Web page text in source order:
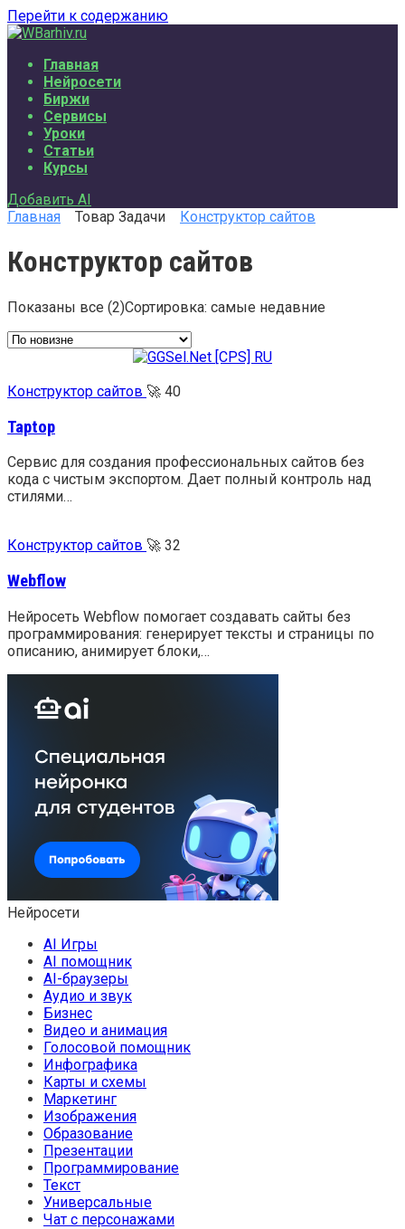
Перейти к содержанию
Главная
Нейросети
Биржи
Сервисы
Уроки
Статьи
Курсы
Добавить AI
Главная
Товар Задачи Конструктор сайтов
Конструктор сайтов
Показаны все (2)Сортировка: самые недавние
Конструктор сайтов 🚀 40
Taptop
Сервис для создания профессиональных сайтов без
кода с чистым экспортом. Дает полный контроль над
стилями…
Конструктор сайтов 🚀 32
Webflow
Нейросеть Webflow помогает создавать сайты без
программирования: генерирует тексты и страницы по
описанию, анимирует блоки,…
Нейросети
AI Игры
AI помощник
AI-браузеры
Аудио и звук
Бизнес
Видео и анимация
Голосовой помощник
Инфографика
Карты и схемы
Маркетинг
Изображения
Образование
Презентации
Программирование
Текст
Универсальные
Чат с персонажами